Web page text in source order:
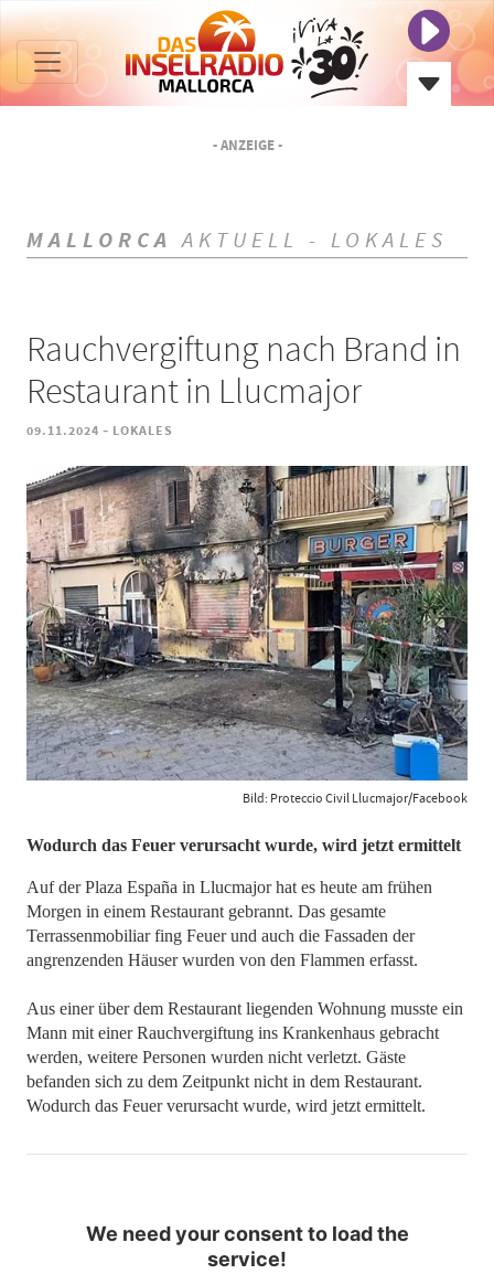
- ANZEIGE -
MALLORCA AKTUELL - LOKALES
Rauchvergiftung nach Brand in
Restaurant in Llucmajor
09.11.2024 - LOKALES
Bild: Proteccio Civil Llucmajor/Facebook
Wodurch das Feuer verursacht wurde, wird jetzt ermittelt
Auf der Plaza España in Llucmajor hat es heute am frühen
Morgen in einem Restaurant gebrannt. Das gesamte
Terrassenmobiliar fing Feuer und auch die Fassaden der
angrenzenden Häuser wurden von den Flammen erfasst.
Aus einer über dem Restaurant liegenden Wohnung musste ein
Mann mit einer Rauchvergiftung ins Krankenhaus gebracht
werden, weitere Personen wurden nicht verletzt. Gäste
befanden sich zu dem Zeitpunkt nicht in dem Restaurant.
Wodurch das Feuer verursacht wurde, wird jetzt ermittelt.
We need your consent to load the
service!